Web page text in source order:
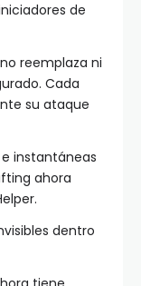
de
reemplaza ni
Cada
su ataque
instantáneas
ahora
dentro